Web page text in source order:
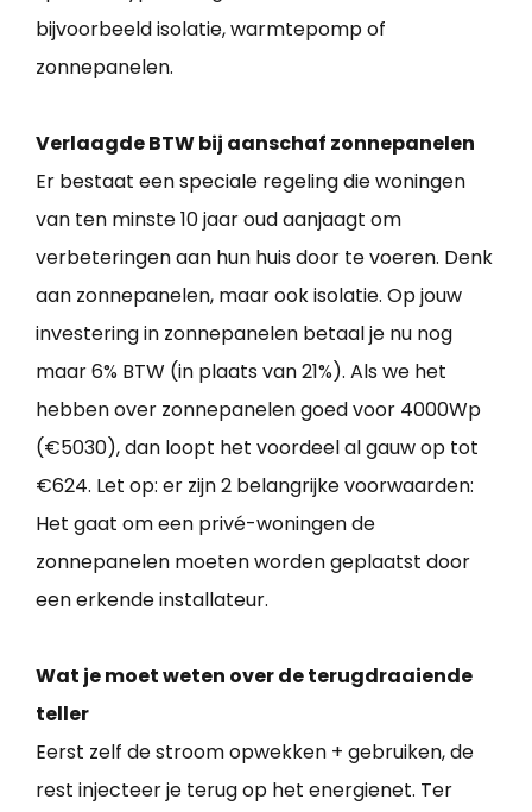
bijvoorbeeld isolatie, warmtepomp of
zonnepanelen.
Verlaagde BTW bij aanschaf zonnepanelen
Er bestaat een speciale regeling die woningen
van ten minste 10 jaar oud aanjaagt om
verbeteringen aan hun huis door te voeren. Denk
aan zonnepanelen, maar ook isolatie. Op jouw
investering in zonnepanelen betaal je nu nog
maar 6% BTW (in plaats van 21%). Als we het
hebben over zonnepanelen goed voor 4000Wp
(€5030), dan loopt het voordeel al gauw op tot
€624. Let op: er zijn 2 belangrijke voorwaarden:
Het gaat om een privé-woningen de
zonnepanelen moeten worden geplaatst door
een erkende installateur.
Wat je moet weten over de terugdraaiende
teller
Eerst zelf de stroom opwekken + gebruiken, de
rest injecteer je terug op het energienet. Ter